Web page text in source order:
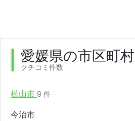
愛媛県の市区町村
クチコミ件数
松山市 9 件
今治市